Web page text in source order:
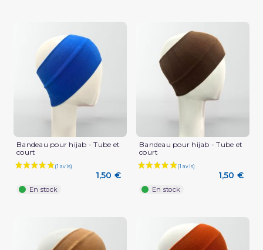
Bandeau pour hijab - Tube et
court
1,50 €
En stock
Bandeau pour hijab - Tube et
court
1,50 €
En stock